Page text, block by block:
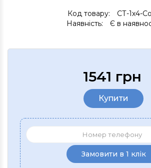
Код товару:
СТ-1х4-
Наявність:
Є в
1541 грн
Купити
Замовити в 1 клік